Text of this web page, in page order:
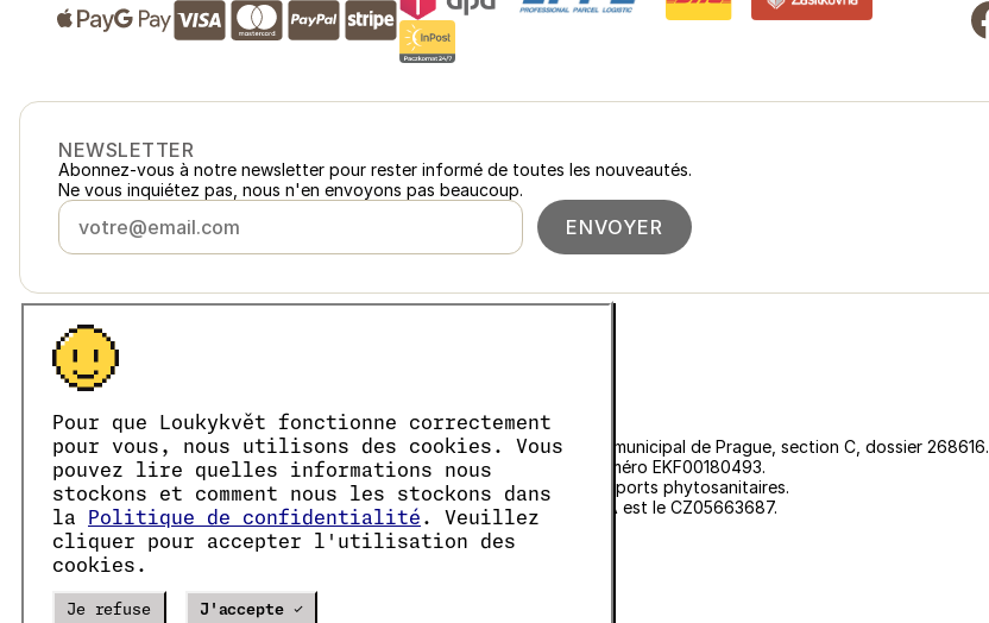
Pour que Loukykvět fonctionne correctement
pour vous, nous utilisons des cookies. Vous
pouvez lire quelles informations nous
stockons et comment nous les stockons dans
la
Politique de confidentialité . Veuillez
cliquer pour accepter l'utilisation des
cookies.
Je refuse J'accepte ✓
NEWSLETTER
Abonnez-vous à notre newsletter pour rester informé de toutes les nouveautés.
Ne vous inquiétez pas, nous n'en envoyons pas beaucoup.
ENVOYER
France
Českoloukykvet.cz
Polska loukykvet.pl
Österreich loukykvet.at
Deutschland loukykvet.de
Belgiëloukykvet.be
Danmarkloukykvet.dk
Eestiloukykvet.ee
Españaloukykvet.es
2026 Loukykvět s.r.o.
Loukykvět s.r.o. est immatriculée au Registre du Commerce du Tribunal municipal de Prague, section C, dossier 268616.
Nous participons au système associé de collecte EKO-KOM sous le numéro EKF00180493.
Nous utilisons le numéro d'enregistrement 0636 pour délivrer les passeports phytosanitaires.
Notre numéro d'immatriculation est le 05663687, notre numéro de TVA est le CZ05663687.
L'identifiant de la boîte de données est eng827q.
Le numéro EORI est le CZ05663687.
Nous sommes assujettis à la TVA.
Verze20302 PRODUCTION